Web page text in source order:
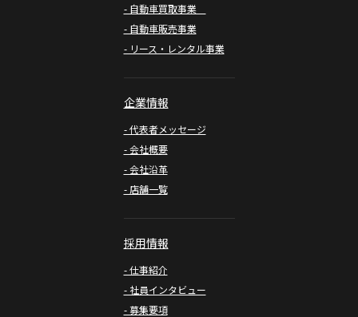
- 自動車買取事業
- 自動車販売事業
- リース・レンタル事業
企業情報
- 代表者メッセージ
- 会社概要
- 会社沿革
- 店舗一覧
採用情報
- 仕事紹介
- 社員インタビュー
- 募集要項